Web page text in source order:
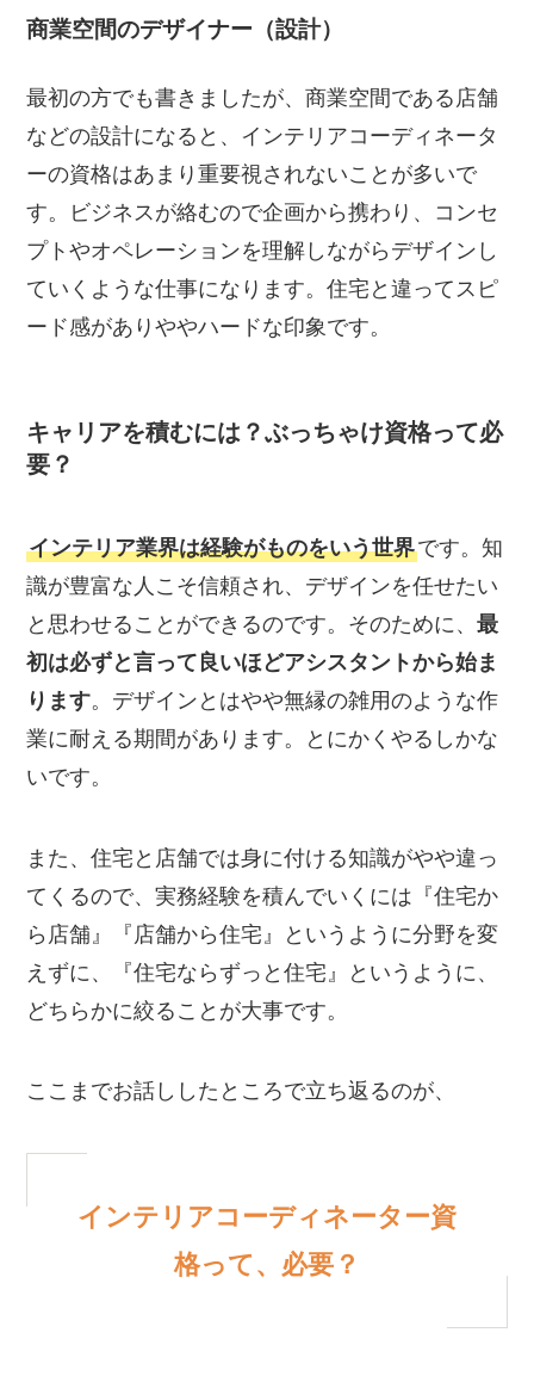
商業空間のデザイナー（設計）
最初の方でも書きましたが、商業空間である店舗
などの設計になると、インテリアコーディネータ
ーの資格はあまり重要視されないことが多いで
す。ビジネスが絡むので企画から携わり、コンセ
プトやオペレーションを理解しながらデザインし
ていくような仕事になります。住宅と違ってスピ
ード感がありややハードな印象です。
キャリアを積むには？ぶっちゃけ資格って必
要？
インテリア業界は経験がものをいう世界です。知
識が豊富な人こそ信頼され、デザインを任せたい
と思わせることができるのです。そのために、最
初は必ずと言って良いほどアシスタントから始ま
ります。デザインとはやや無縁の雑用のような作
業に耐える期間があります。とにかくやるしかな
いです。
また、住宅と店舗では身に付ける知識がやや違っ
てくるので、実務経験を積んでいくには『住宅か
ら店舗』『店舗から住宅』というように分野を変
えずに、『住宅ならずっと住宅』というように、
どちらかに絞ることが大事です。
ここまでお話ししたところで立ち返るのが、
インテリアコーディネーター資
格って、必要？